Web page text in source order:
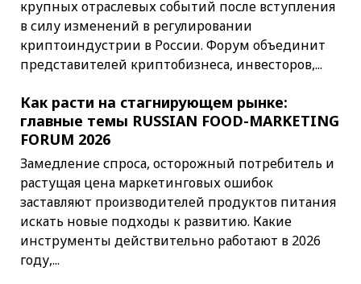
крупных отраслевых событий после вступления
в силу изменений в регулировании
криптоиндустрии в России. Форум объединит
представителей криптобизнеса, инвесторов,...
Как расти на стагнирующем рынке:
главные темы RUSSIAN FOOD-MARKETING
FORUM 2026
Замедление спроса, осторожный потребитель и
растущая цена маркетинговых ошибок
заставляют производителей продуктов питания
искать новые подходы к развитию. Какие
инструменты действительно работают в 2026
году,...